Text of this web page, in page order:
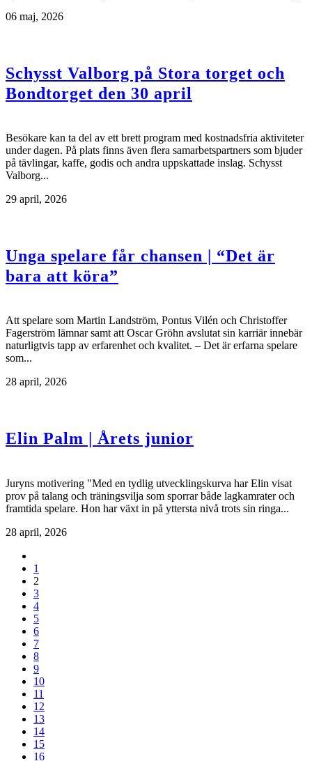
06 maj, 2026
Schysst Valborg på Stora torget och
Bondtorget den 30 april
Besökare kan ta del av ett brett program med kostnadsfria aktiviteter
under dagen. På plats finns även flera samarbetspartners som bjuder
på tävlingar, kaffe, godis och andra uppskattade inslag. Schysst
Valborg...
29 april, 2026
Unga spelare får chansen | “Det är
bara att köra”
Att spelare som Martin Landström, Pontus Vilén och Christoffer
Fagerström lämnar samt att Oscar Gröhn avslutat sin karriär innebär
naturligtvis tapp av erfarenhet och kvalitet. – Det är erfarna spelare
som...
28 april, 2026
Elin Palm | Årets junior
Juryns motivering "Med en tydlig utvecklingskurva har Elin visat
prov på talang och träningsvilja som sporrar både lagkamrater och
framtida spelare. Hon har växt in på yttersta nivå trots sin ringa...
28 april, 2026
1
2
3
4
5
6
7
8
9
10
11
12
13
14
15
16